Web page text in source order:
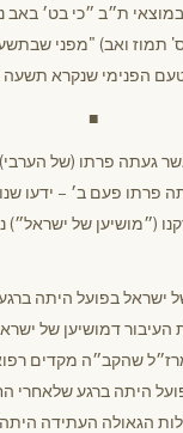
ת״ב ״כי בט׳ באב
תמוז ואב) "מפני
הפנימי שנקרא
■
געתה פרתו (של
פרתו פעם ב׳ – ידעו
(״מושיען של ישראל״)
ישראל בפועל היתה
דמושיען של
שהקב״ה מקדים
היתה ברגע שלאחרי
הגאולה העתידה היתה